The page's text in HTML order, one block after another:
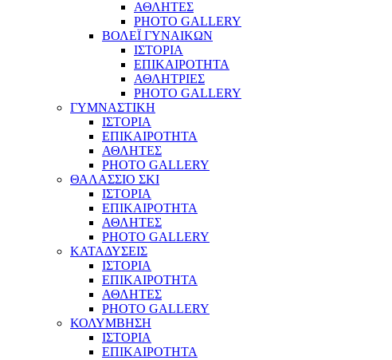
ΑΘΛΗΤΕΣ
PHOTO GALLERY
ΒΟΛΕΪ ΓΥΝΑΙΚΩΝ
ΙΣΤΟΡΙΑ
ΕΠΙΚΑΙΡΟΤΗΤΑ
ΑΘΛΗΤΡΙΕΣ
PHOTO GALLERY
ΓΥΜΝΑΣΤΙΚΗ
ΙΣΤΟΡΙΑ
ΕΠΙΚΑΙΡΟΤΗΤΑ
ΑΘΛΗΤΕΣ
PHOTO GALLERY
ΘΑΛΑΣΣΙΟ ΣΚΙ
ΙΣΤΟΡΙΑ
ΕΠΙΚΑΙΡΟΤΗΤΑ
ΑΘΛΗΤΕΣ
PHOTO GALLERY
ΚΑΤΑΔΥΣΕΙΣ
ΙΣΤΟΡΙΑ
ΕΠΙΚΑΙΡΟΤΗΤΑ
ΑΘΛΗΤΕΣ
PHOTO GALLERY
ΚΟΛΥΜΒΗΣΗ
ΙΣΤΟΡΙΑ
ΕΠΙΚΑΙΡΟΤΗΤΑ